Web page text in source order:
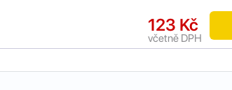
123 Kč
včetně DPH